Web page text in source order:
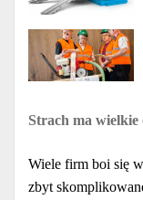
Strach ma wielkie
Wiele firm boi się
zbyt